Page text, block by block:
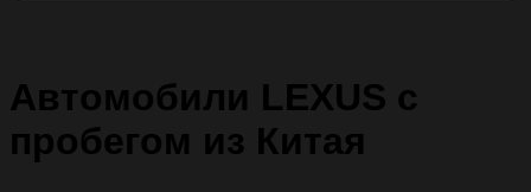
Автомобили LEXUS с
пробегом из Китая